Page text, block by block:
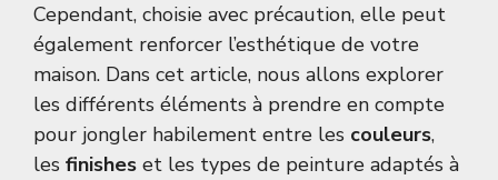
Cependant, choisie avec précaution, elle peut
également renforcer l’esthétique de votre
maison. Dans cet article, nous allons explorer
les différents éléments à prendre en compte
pour jongler habilement entre les couleurs,
les finishes et les types de peinture adaptés à